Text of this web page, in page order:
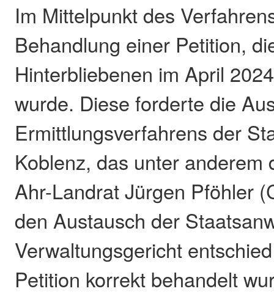
Im Mittelpunkt des
Behandlung einer Petition,
Hinterbliebenen im April
wurde. Diese forderte die
Ermittlungsverfahrens der
Koblenz, das unter anderem
Ahr-Landrat Jürgen Pföhler
den Austausch der
Verwaltungsgericht
Petition korrekt behandelt